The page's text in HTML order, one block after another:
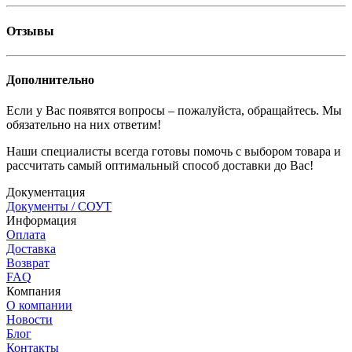
Отзывы
Дополнительно
Если у Вас появятся вопросы – пожалуйста, обращайтесь. Мы
обязательно на них ответим!
Наши специалисты всегда готовы помочь с выбором товара и
рассчитать самый оптимальный способ доставки до Вас!
Документация
Документы / СОУТ
Информация
Оплата
Доставка
Возврат
FAQ
Компания
О компании
Новости
Блог
Контакты